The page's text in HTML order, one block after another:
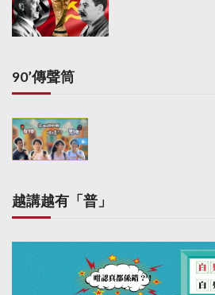
90’傳聲筒
越講越有「普」